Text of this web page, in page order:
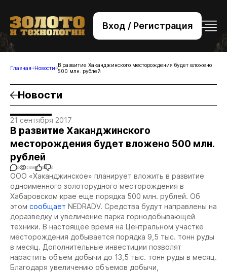
Вход / Регистрация
+7 (495) 221-76-32
bsv@zolteh.ru
Главная Новости В развитие Хаканджинского месторождения будет вложено
500 млн. рублей
Новости
21 сентября 2017
В развитие Хаканджинского
месторождения будет вложено 500 млн.
рублей
0 2558 0 0
ООО «Хаканджинское» планирует вложить в развитие
одноименного золоторудного месторождения в
Хабаровском крае еще порядка 500 млн. рублей. Об
этом сообщает NEDRADV. Средства будут направлены на
доразведку и увеличение парка горнодобывающей
техники. В настоящее время на Центральном участке
месторождения добывается порядка 9,5 тыс. тонн руды
в месяц. Дополнительные инвестиции позволят
нарастить объем добычи до 13,5 тыс. тонн руды в месяц.
Благодаря увеличению объемов добычи,